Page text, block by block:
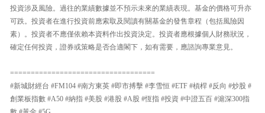
投資涉及風險。過往的業績數據並不預示未來的業績表現。基金的價格可升亦
可跌。投資者在進行投資前應索取及閱讀有關基金的發售章程（包括風險因
素）。投資者不應僅依賴本資料作出投資決定。投資者應根據個人財務狀況，
確定任何投資，證券或策略是否合適閣下，如有需要，應諮詢專業意見。
===================================
#新城財經台 #FM104 #南方東英 #即市搏擊 #李雪恒 #ETF #槓桿 #反向 #炒股 #
創業板指數 #A50 #納指 #美股 #港股 #A股 #恆指 #投資 #中證五百 #滬深300指